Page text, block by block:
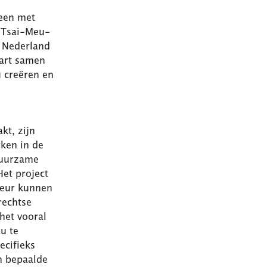
met
Meu-
samen
en
zijn
in de
project
kunnen
vooral
te
bepaalde